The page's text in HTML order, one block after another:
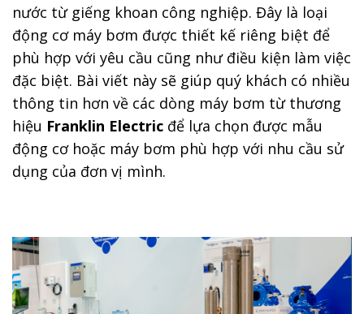
nước từ giếng khoan công nghiệp. Đây là loại
động cơ máy bơm được thiết kế riêng biệt để
phù hợp với yêu cầu cũng như điều kiện làm việc
đặc biệt. Bài viết này sẽ giúp quý khách có nhiều
thông tin hơn về các dòng máy bơm từ thương
hiệu Franklin Electric để lựa chọn được mẫu
động cơ hoặc máy bơm phù hợp với nhu cầu sử
dụng của đơn vị mình.